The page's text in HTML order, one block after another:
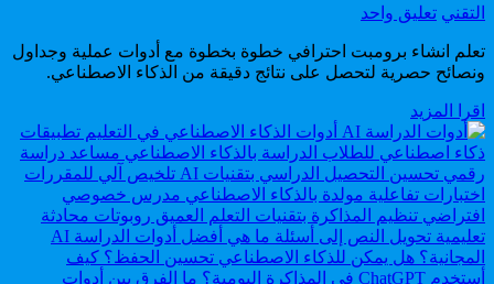
Author:
التقني تعليق واحد
برومبت
احترافي:
شامل
من
الصفر
للحصول
على
أفضل
النتائج
تعلم انشاء برومبت احترافي خطوة بخطوة مع أدوات عملية وجداول
ونصائح حصرية لتحصل على نتائج دقيقة من الذكاء الاصطناعي.
اقرا المزيد
برومبت
احترافي:
دليل
شامل
من
الصفر
للحصول
على